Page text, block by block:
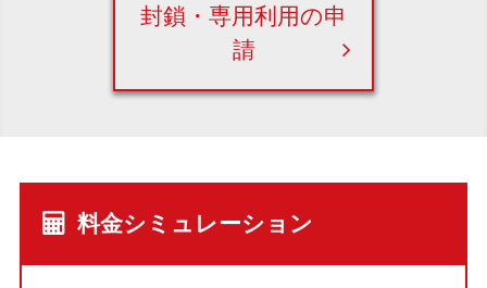
封鎖・専用利用の申
請
料金シミュレーション